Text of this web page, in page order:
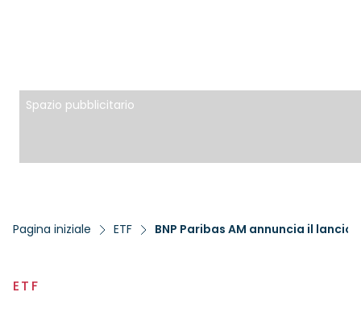
Spazio pubblicitario
Pagina iniziale ETF
ETF